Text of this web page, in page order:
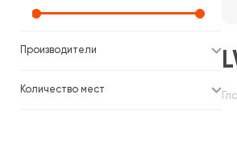
Производители
Количество мест